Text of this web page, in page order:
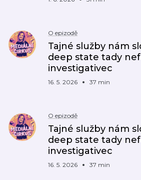
O epizodě
Tajné služby nám
deep state tady
investigativec
16. 5. 2026 37 min
O epizodě
Tajné služby nám
deep state tady
investigativec
16. 5. 2026 37 min